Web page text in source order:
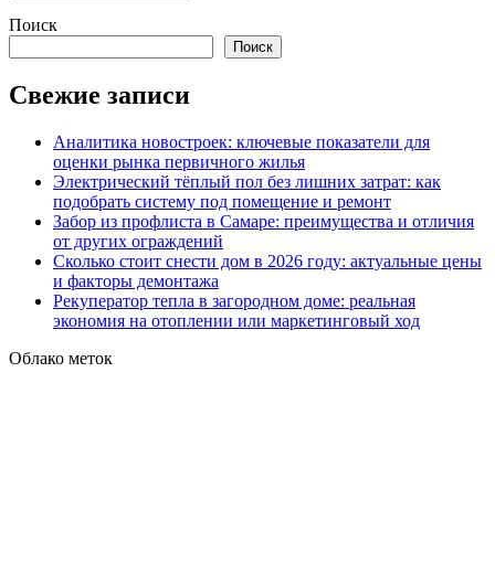
Поиск
Поиск
Свежие записи
Аналитика новостроек: ключевые показатели для
оценки рынка первичного жилья
Электрический тёплый пол без лишних затрат: как
подобрать систему под помещение и ремонт
Забор из профлиста в Самаре: преимущества и отличия
от других ограждений
Сколько стоит снести дом в 2026 году: актуальные цены
и факторы демонтажа
Рекуператор тепла в загородном доме: реальная
экономия на отоплении или маркетинговый ход
Облако меток